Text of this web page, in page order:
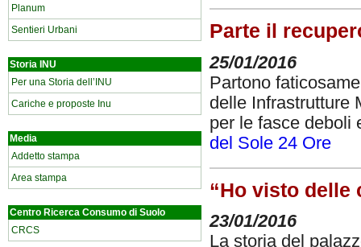
Planum
Sentieri Urbani
Storia INU
Per una Storia dell’INU
Cariche e proposte Inu
Media
Addetto stampa
Area stampa
Centro Ricerca Consumo di Suolo
CRCS
Parte il
25/01/2016
Partono
delle Infrastrutture
per le fasce deboli
del Sole 24 Ore
“Ho visto delle
23/01/2016
La storia del